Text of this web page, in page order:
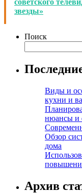
советского
звезды»
Поиск
Виды и
кухни и
нюансы и
Обзор
дома
Архив